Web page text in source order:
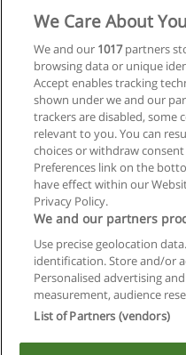
Curso Virtual Memoria
Despertando a la Luz -
Copyright © Educaedu
We Care About
We and our 1017partners
browsing data or unique
Accept enables tracking
shown under we and our
trackers are disabled, some
relevant to you. You can
choices or withdraw
Preferences link on the
have effect within our
Privacy Policy.
We and our partners
Use precise geolocation
identification. Store and/or
Personalised advertising
measurement, audience
List of Partners (vendors)